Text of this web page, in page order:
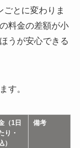
とに変わりま
料金の差額が小
うが安心できる
す。
（1日
り・
）
備考